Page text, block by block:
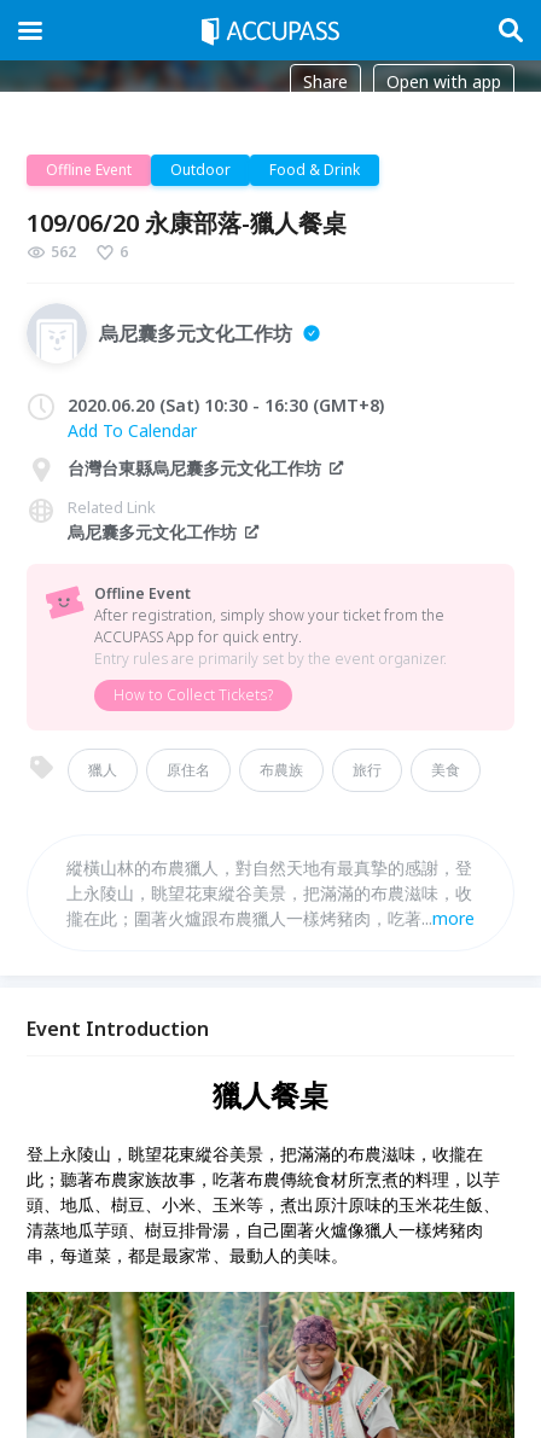
Share Open with app
Offline Event Outdoor Food & Drink
109/06/20 永康部落-獵人餐桌
562 6
烏尼囊多元文化工作坊
2020.06.20 (Sat) 10:30 - 16:30 (GMT+8)
Add To Calendar
台灣台東縣烏尼囊多元文化工作坊
Related Link
烏尼囊多元文化工作坊
Offline Event
After registration, simply show your ticket from the
ACCUPASS App for quick entry.
Entry rules are primarily set by the event organizer.
How to Collect Tickets?
獵人 原住名 布農族 旅行 美食
縱橫山林的布農獵人，對自然天地有最真摯的感謝，登
上永陵山，眺望花東縱谷美景，把滿滿的布農滋味，收
攏在此；圍著火爐跟布農獵人一樣烤豬肉，吃著布農傳
...more
Event Introduction
獵人餐桌
登上永陵山，眺望花東縱谷美景，把滿滿的布農滋味，收攏在
此；聽著布農家族故事，吃著布農傳統食材所烹煮的料理，以芋
頭、地瓜、樹豆、小米、玉米等，煮出原汁原味的玉米花生飯、
清蒸地瓜芋頭、樹豆排骨湯，自己圍著火爐像獵人一樣烤豬肉
串，每道菜，都是最家常、最動人的美味。